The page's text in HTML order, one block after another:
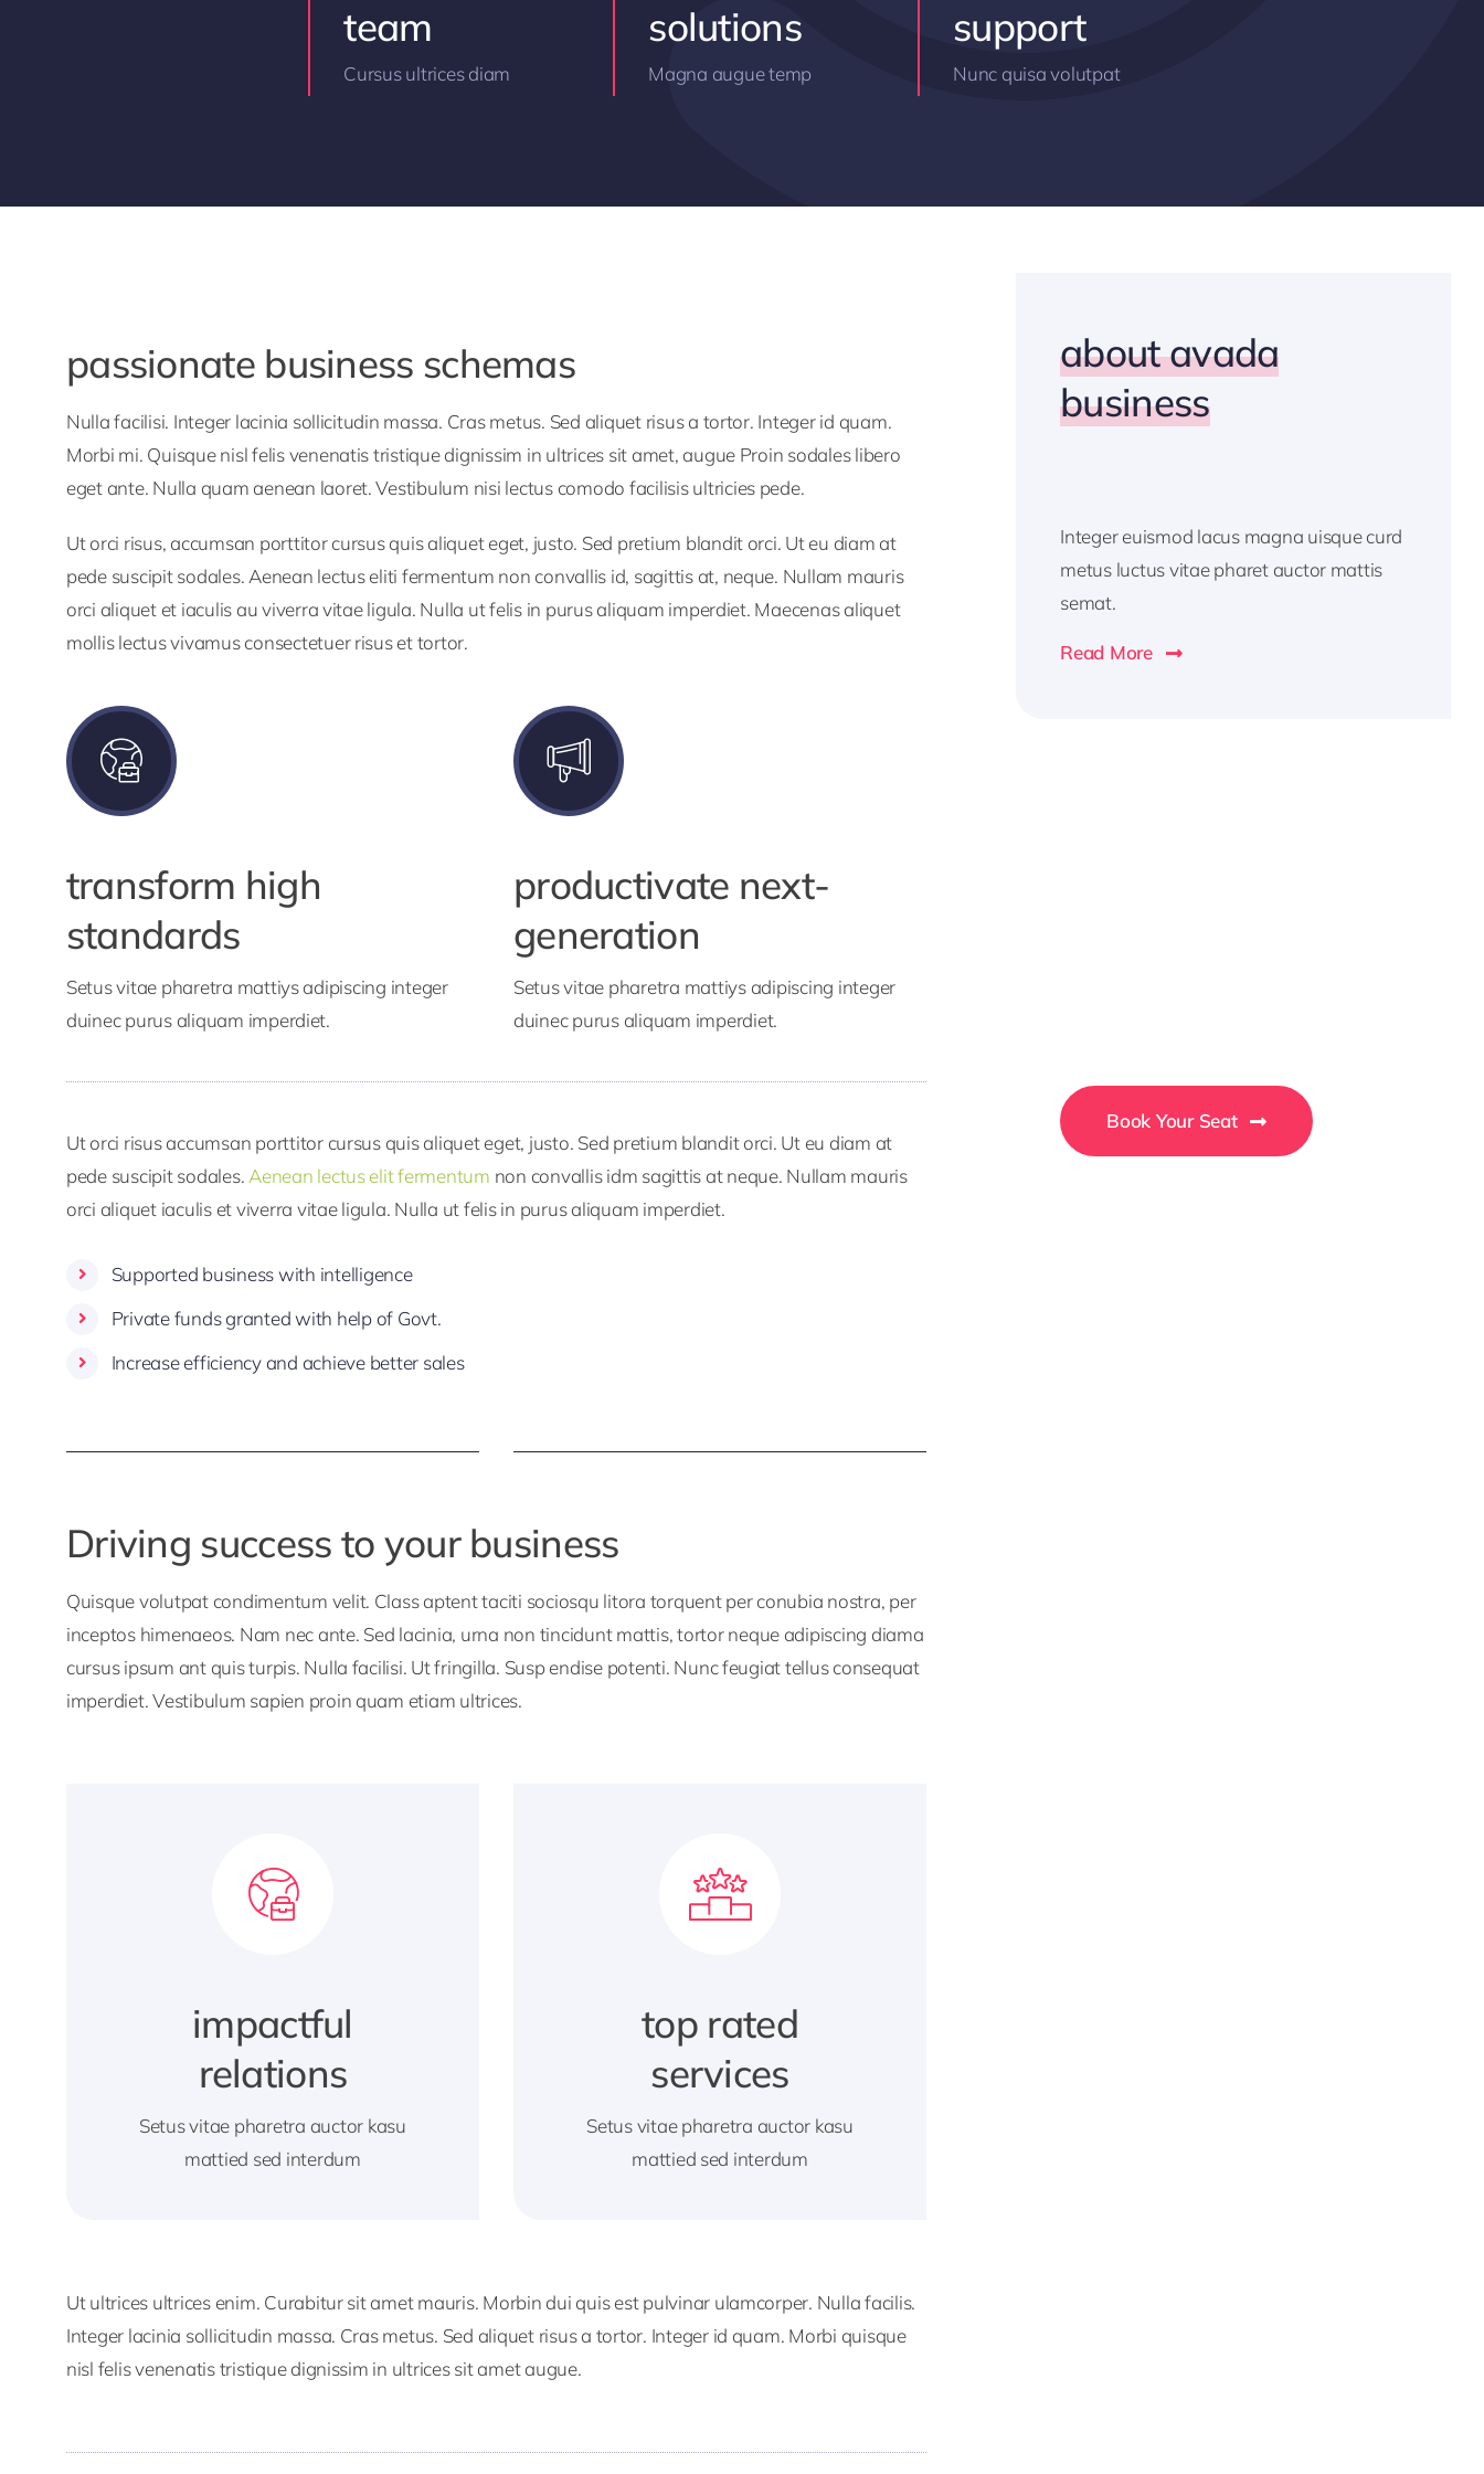
team
Cursus ultrices diam
solutions
Magna augue temp
support
Nunc quisa volutpat
passionate business schemas
Nulla facilisi. Integer lacinia sollicitudin massa. Cras metus. Sed aliquet risus a tortor. Integer id quam.
Morbi mi. Quisque nisl felis venenatis tristique dignissim in ultrices sit amet, augue Proin sodales libero
eget ante. Nulla quam aenean laoret. Vestibulum nisi lectus comodo facilisis ultricies pede.
Ut orci risus, accumsan porttitor cursus quis aliquet eget, justo. Sed pretium blandit orci. Ut eu diam at
pede suscipit sodales. Aenean lectus eliti fermentum non convallis id, sagittis at, neque. Nullam mauris
orci aliquet et iaculis au viverra vitae ligula. Nulla ut felis in purus aliquam imperdiet. Maecenas aliquet
mollis lectus vivamus consectetuer risus et tortor.
transform high
standards
Setus vitae pharetra mattiys adipiscing integer
duinec purus aliquam imperdiet.
productivate next-
generation
Setus vitae pharetra mattiys adipiscing integer
duinec purus aliquam imperdiet.
Ut orci risus accumsan porttitor cursus quis aliquet eget, justo. Sed pretium blandit orci. Ut eu diam at
pede suscipit sodales. Aenean lectus elit fermentum non convallis idm sagittis at neque. Nullam mauris
orci aliquet iaculis et viverra vitae ligula. Nulla ut felis in purus aliquam imperdiet.
Supported business with intelligence
Private funds granted with help of Govt.
Increase efficiency and achieve better sales
Driving success to your business
Quisque volutpat condimentum velit. Class aptent taciti sociosqu litora torquent per conubia nostra, per
inceptos himenaeos. Nam nec ante. Sed lacinia, urna non tincidunt mattis, tortor neque adipiscing diama
cursus ipsum ant quis turpis. Nulla facilisi. Ut fringilla. Susp endise potenti. Nunc feugiat tellus consequat
imperdiet. Vestibulum sapien proin quam etiam ultrices.
impactful
relations
Setus vitae pharetra auctor kasu
mattied sed interdum
top rated
services
Setus vitae pharetra auctor kasu
mattied sed interdum
Ut ultrices ultrices enim. Curabitur sit amet mauris. Morbin dui quis est pulvinar ulamcorper. Nulla facilis.
Integer lacinia sollicitudin massa. Cras metus. Sed aliquet risus a tortor. Integer id quam. Morbi quisque
nisl felis venenatis tristique dignissim in ultrices sit amet augue.
about avada
business
Integer euismod lacus magna uisque curd
metus luctus vitae pharet auctor mattis
semat.
Read More
Book Your Seat